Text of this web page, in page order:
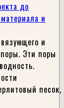
до
и
и
Эти поры
песок,